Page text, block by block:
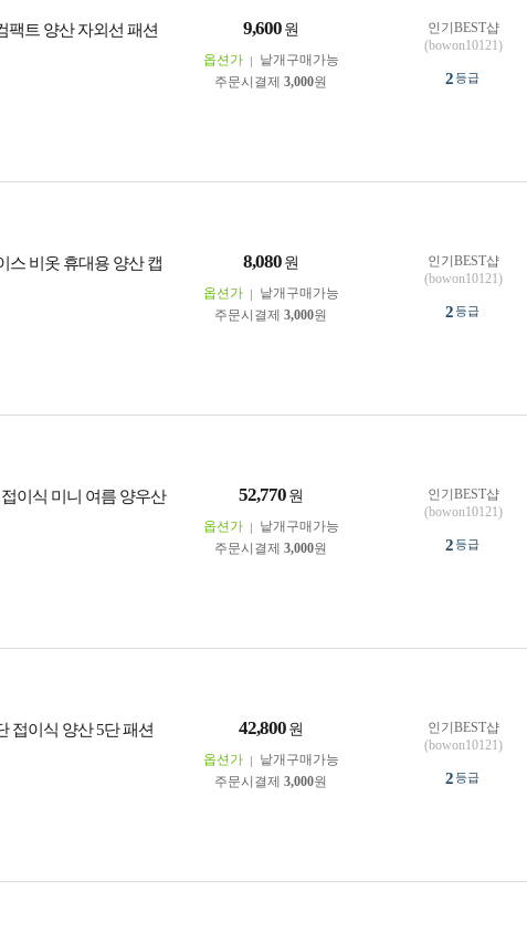
팩트 양산 자외선 패션
9,600 원
옵션가
낱개구매가능
주문시결제 3,000원
인기BEST샵
(bowon10121)
2등급
스 비옷 휴대용 양산 캡
8,080 원
옵션가
낱개구매가능
주문시결제 3,000원
인기BEST샵
(bowon10121)
2등급
이식 미니 여름 양우산 52,770 원
옵션가
낱개구매가능
주문시결제 3,000원
인기BEST샵
(bowon10121)
2등급
접이식 양산 5단 패션 42,800 원
옵션가
낱개구매가능
주문시결제 3,000원
인기BEST샵
(bowon10121)
2등급